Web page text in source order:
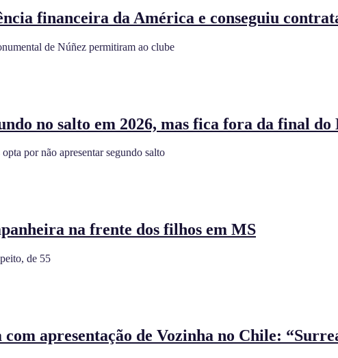
financeira da América e conseguiu
de Núñez permitiram ao clube
no salto em 2026, mas fica fora da final
por não apresentar segundo salto
na frente dos filhos em MS
de 55
apresentação de Vozinha no Chile: